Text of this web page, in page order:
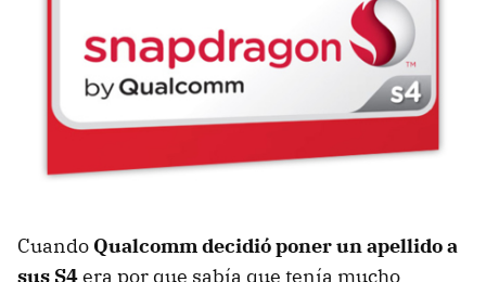
Cuando Qualcomm decidió poner un apellido a
sus S4era por que sabía que tenía mucho